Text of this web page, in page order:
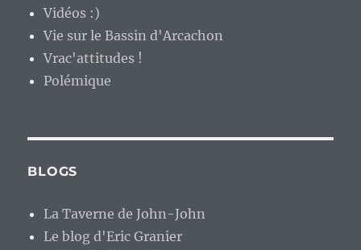
Vidéos :)
Vie sur le Bassin d'Arcachon
Vrac'attitudes !
Polémique
BLOGS
La Taverne de John-John
Le blog d'Eric Granier